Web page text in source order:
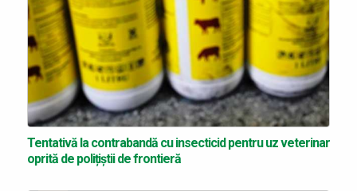
Tentativă la contrabandă cu insecticid pentru uz veterinar
oprită de polițiștii de frontieră